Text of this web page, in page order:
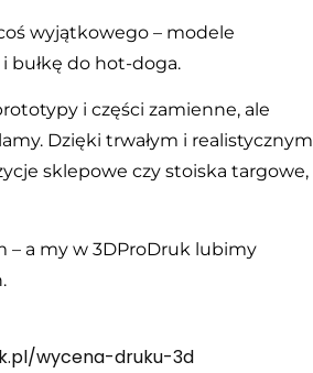
wyjątkowego – modele
bułkę do hot-doga.
i części zamienne, ale
Dzięki trwałym i realistycznym
sklepowe czy stoiska targowe,
– a my w 3DProDruk lubimy
wycena-druku-3d